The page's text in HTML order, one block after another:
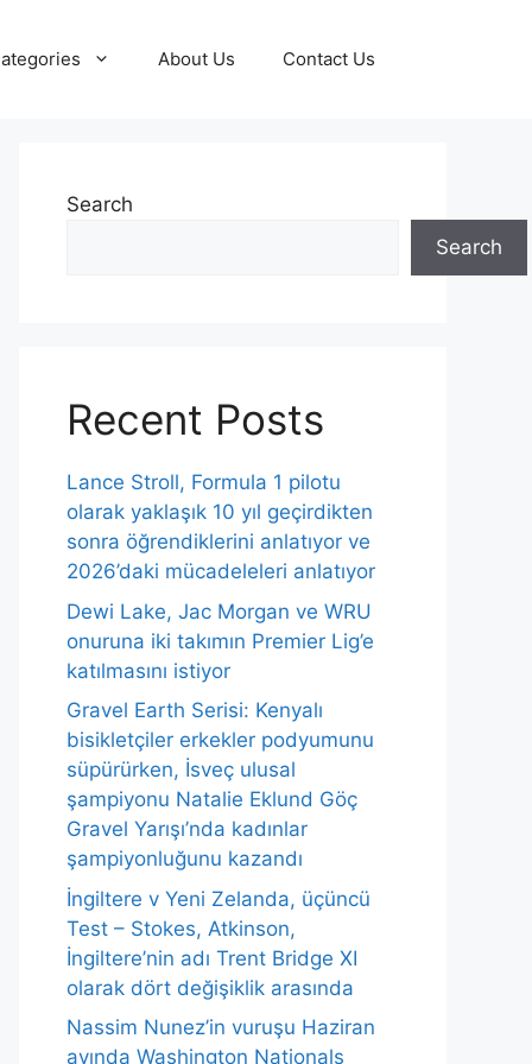
About Us Contact Us
Search
Search
Recent Posts
Lance Stroll, Formula 1 pilotu
olarak yaklaşık 10 yıl geçirdikten
sonra öğrendiklerini anlatıyor ve
2026’daki mücadeleleri anlatıyor
Dewi Lake, Jac Morgan ve WRU
onuruna iki takımın Premier Lig’e
katılmasını istiyor
Gravel Earth Serisi: Kenyalı
bisikletçiler erkekler podyumunu
süpürürken, İsveç ulusal
şampiyonu Natalie Eklund Göç
Gravel Yarışı’nda kadınlar
şampiyonluğunu kazandı
İngiltere v Yeni Zelanda, üçüncü
Test – Stokes, Atkinson,
İngiltere’nin adı Trent Bridge XI
olarak dört değişiklik arasında
Nassim Nunez’in vuruşu Haziran
ayında Washington Nationals